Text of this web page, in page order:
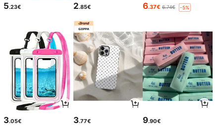
5.23€ 2.85€ 6.37€ 6.74€ -5%
3.05€ 3.77€ 9.90€